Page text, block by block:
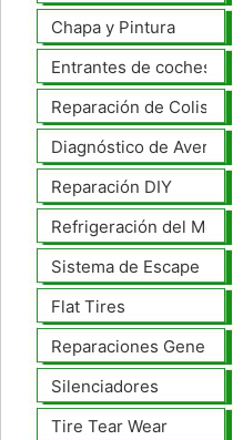
Chapa y Pintura
Entrantes de coches
Reparación de Colisiones
Diagnóstico de Averías
Reparación DIY
Refrigeración del Motor
Sistema de Escape
Flat Tires
Reparaciones Generales
Silenciadores
Tire Tear Wear